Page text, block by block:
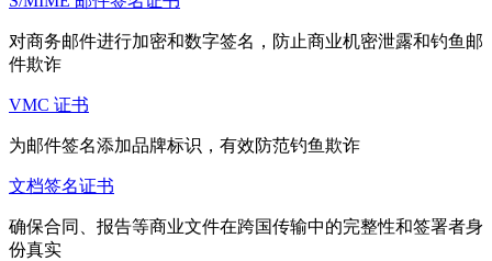
对商务邮件进行加密和数字签名，防止商业机密泄露和钓鱼邮
件欺诈
VMC 证书
为邮件签名添加品牌标识，有效防范钓鱼欺诈
文档签名证书
确保合同、报告等商业文件在跨国传输中的完整性和签署者身
份真实